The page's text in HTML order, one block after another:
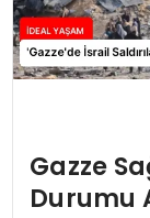
Gazze
Durumu